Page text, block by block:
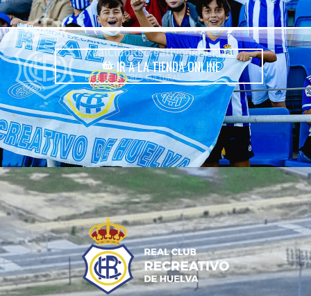
IR A LA TIENDA ONLINE